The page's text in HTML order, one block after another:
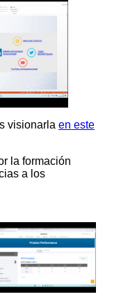
visionarla en este
la formación
a los